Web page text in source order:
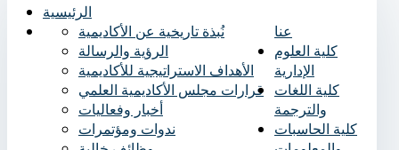
الرئيسية
عنا
نُبذة تاريخية عن الأكاديمية
الرؤية والرسالة
الأهداف الاستراتيجية للأكاديمية
قرارات مجلس الأكاديمية العلمي
أخبار وفعاليات
ندوات ومؤتمرات
كلية العلوم
الإدارية
كلية اللغات
والترجمة
كلية الحاسبات